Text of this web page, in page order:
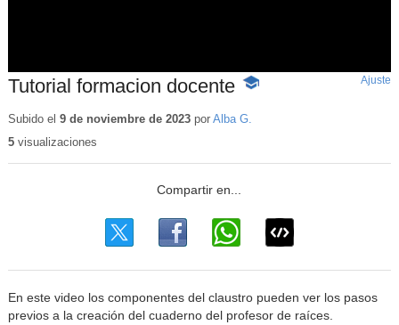
Tutorial formacion docente -
educativo
Ajuste
Subido el 9 de noviembre de 2023por Alba G.
5visualizaciones
En este video los componentes del claustro pueden ver los pasos
previos a la creación del cuaderno del profesor de raíces.